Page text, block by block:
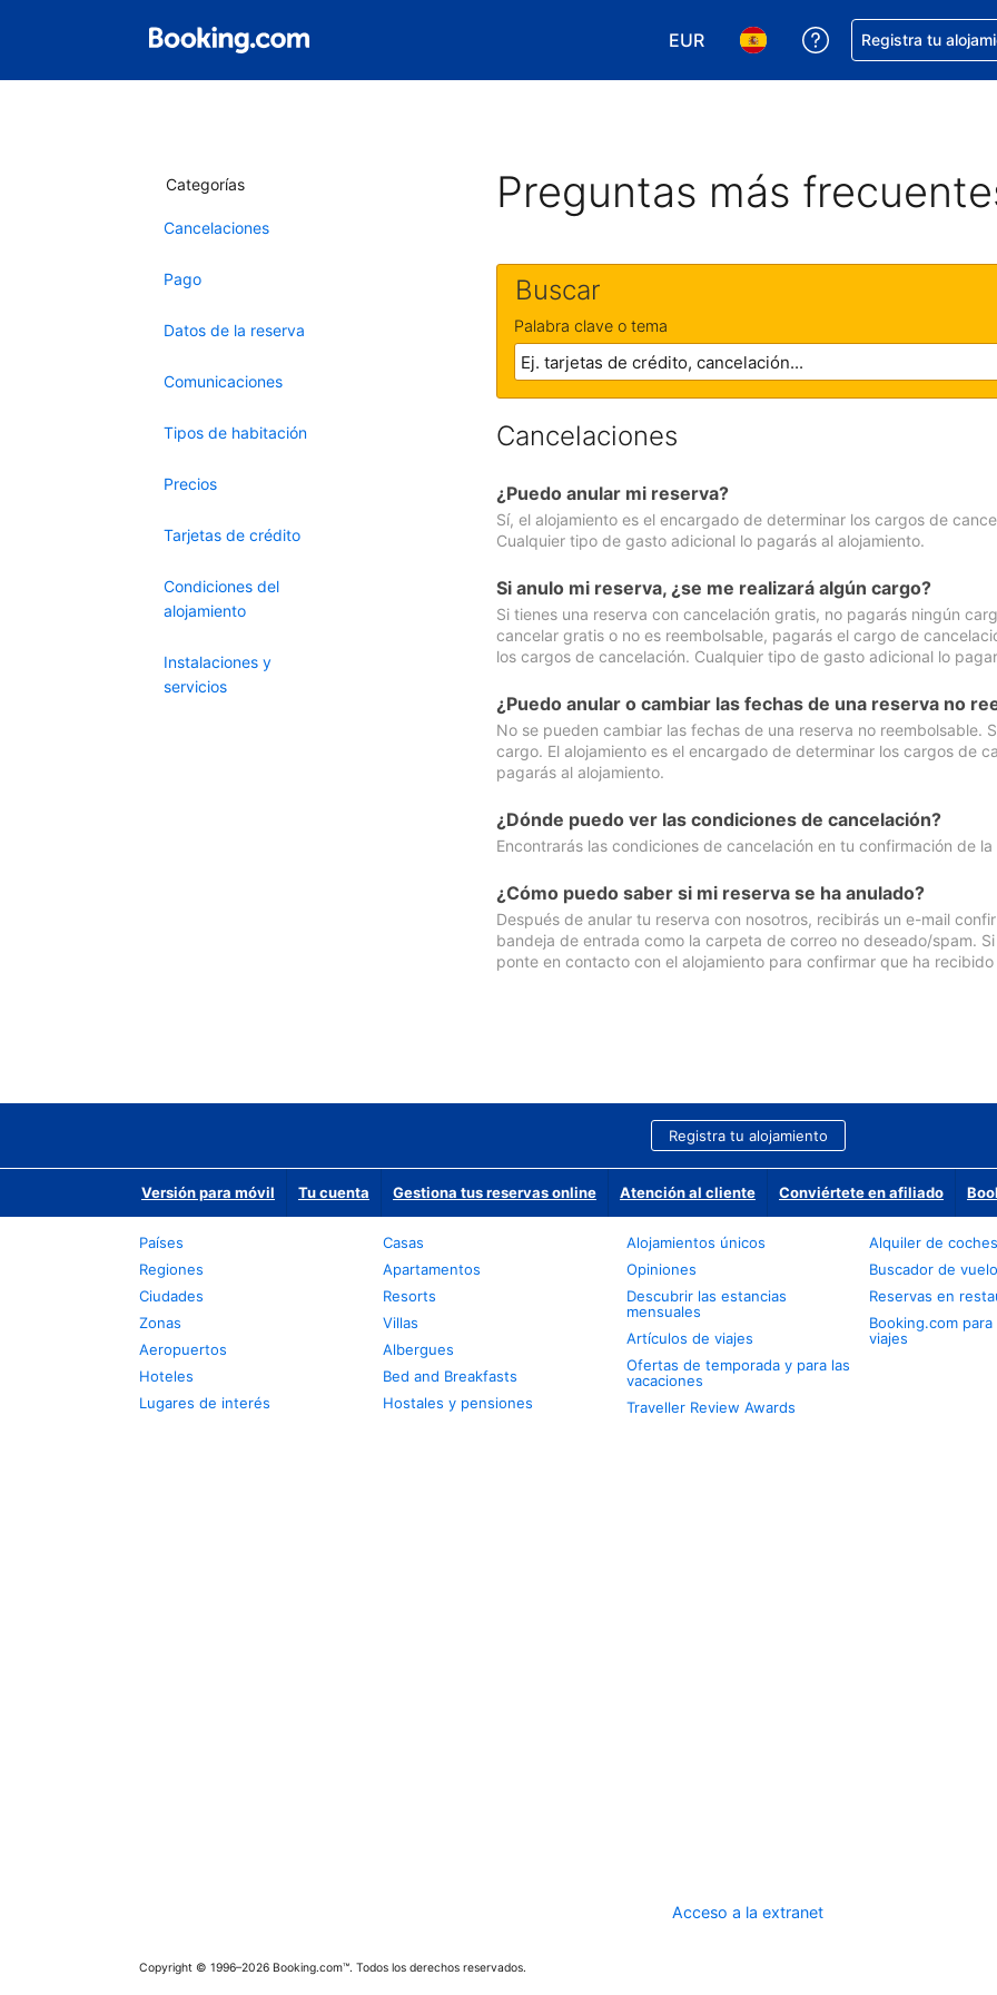
EUR
Elegir tu moneda. Tu moneda actual
Elegir el idioma que
Obtener ayuda
Registra tu
Categorías
Cancelaciones
Pago
Datos de la reserva
Comunicaciones
Tipos de habitación
Precios
Tarjetas de crédito
Condiciones del
alojamiento
Instalaciones y
servicios
Preguntas más
Buscar
Palabra clave o tema
Cancelaciones
¿Puedo anular mi reserva?
Sí, el alojamiento es el encargado de determinar los cargos de
Cualquier tipo de gasto adicional lo pagarás al alojamiento.
Si anulo mi reserva, ¿se me realizará algún cargo?
Si tienes una reserva con cancelación gratis, no pagarás ningún
cancelar gratis o no es reembolsable, pagarás el cargo de
los cargos de cancelación. Cualquier tipo de gasto adicional lo
¿Puedo anular o cambiar las fechas de una reserva no
No se pueden cambiar las fechas de una reserva no reembolsable.
cargo. El alojamiento es el encargado de determinar los cargos de
pagarás al alojamiento.
¿Dónde puedo ver las condiciones de cancelación?
Encontrarás las condiciones de cancelación en tu confirmación de la
¿Cómo puedo saber si mi reserva se ha anulado?
Después de anular tu reserva con nosotros, recibirás un e-mail
bandeja de entrada como la carpeta de correo no deseado/spam.
ponte en contacto con el alojamiento para confirmar que ha
Registra tu alojamiento
Versión para móvil Tu cuenta Gestiona tus reservas online Atención al cliente Conviértete en afiliado
Países
Regiones
Ciudades
Zonas
Aeropuertos
Hoteles
Lugares de interés
Casas
Apartamentos
Resorts
Villas
Albergues
Bed and Breakfasts
Hostales y pensiones
Alojamientos únicos
Opiniones
Descubrir las estancias
mensuales
Artículos de viajes
Ofertas de temporada y para las
vacaciones
Traveller Review Awards
Alquiler de
Buscador de
Reservas en
Booking.com
viajes
Acceso a la extranet
Copyright © 1996–2026 Booking.com™. Todos los derechos reservados.